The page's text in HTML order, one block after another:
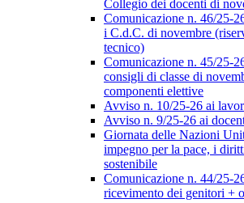
Collegio dei docenti di
Comunicazione n. 46/25-
i C.d.C. di novembre
tecnico)
Comunicazione n. 45/25-
consigli di classe di
componenti elettive
Avviso n. 10/25-26 ai
Avviso n. 9/25-26 ai
Giornata delle Nazioni
impegno per la pace, i
sostenibile
Comunicazione n. 44/25-
ricevimento dei genitori +